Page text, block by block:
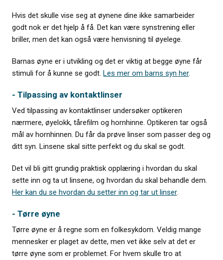
Hvis det skulle vise seg at øynene dine ikke samarbeider
godt nok er det hjelp å få. Det kan være synstrening eller
briller, men det kan også være henvisning til øyelege.
Barnas øyne er i utvikling og det er viktig at begge øyne får
stimuli for å kunne se godt.Les mer om barns syn her.
- Tilpassing av kontaktlinser
Ved tilpassing av kontaktlinser undersøker optikeren
nærmere, øyelokk, tårefilm og hornhinne. Optikeren tar også
mål av hornhinnen. Du får da prøve linser som passer deg og
ditt syn. Linsene skal sitte perfekt og du skal se godt.
Det vil bli gitt grundig praktisk opplæring i hvordan du skal
sette inn og ta ut linsene, og hvordan du skal behandle dem.
Her kan du se hvordan du setter inn og tar ut linser.
- Tørre øyne
Tørre øyne er å regne som en folkesykdom. Veldig mange
mennesker er plaget av dette, men vet ikke selv at det er
tørre øyne som er problemet. For hvem skulle tro at